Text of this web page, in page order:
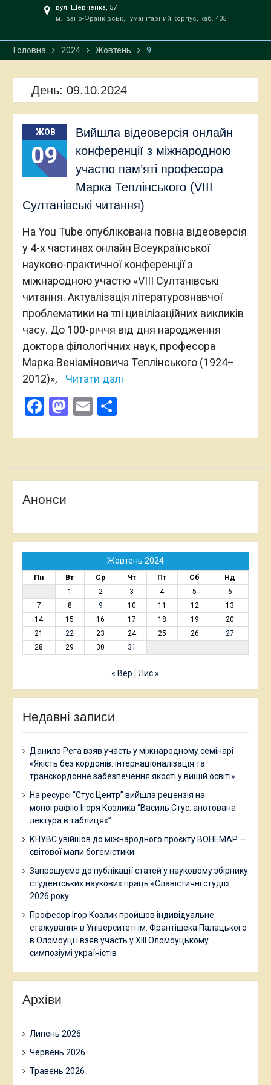
вул. Шевченка, 57
м. Івано-Франківськ, Гуманітарний корпус, каб. 405
Головна 2024 Жовтень 9
День: 09.10.2024
ЖОВ
09
Вийшла відеоверсія онлайн
конференції з міжнародною
участю пам’яті професора
Марка Теплінського (VIII
Султанівські читання)
На You Tube опублікована повна відеоверсія
у 4-х частинах онлайн Всеукраїнської
науково-практичної конференції з
міжнародною участю «VІІІ Султанівські
читання. Актуалізація літературознавчої
проблематики на тлі цивілізаційних викликів
часу. До 100-річчя від дня народження
доктора філологічних наук, професора
Марка Веніаміновича Теплінського (1924–
2012)»,
Читати далі
Facebook
Mastodon
EmailПоділитися
Анонси
Жовтень 2024
Пн Вт Ср Чт Пт Сб
Нд
1
2 3 4 5
6
7
8 9 10 11 12
13
14
15 16 17 18 19
20
21
22 23 24 25 26
27
28
29 30 31
« Вер Лис »
Недавні записи
Данило Рега взяв участь у міжнародному семінарі
«Якість без кордонів: інтернаціоналізація та
транскордонне забезпечення якості у вищій освіті»
На ресурсі “Стус Центр” вийшла рецензія на
монографію Ігоря Козлика “Василь Стус: анотована
лектура в таблицях”
КНУВС увійшов до міжнародного проєкту BOHEMAP —
світової мапи богемістики
Запрошуємо до публікації статей у науковому збірнику
студентських наукових праць «Славістичні студії»
2026 року.
Професор Ігор Козлик пройшов індивідуальне
стажування в Університеті ім. Франтішека Палацького
в Оломоуці і взяв участь у ХІІІ Оломоуцькому
симпозіумі україністів
Архіви
Липень 2026
Червень 2026
Травень 2026